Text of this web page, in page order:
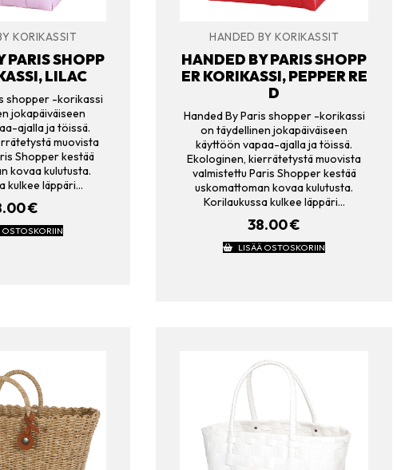
KORIKASSIT
PARIS SHOPP
LILAC
shopper -korikassi
jokapäiväiseen
ajalla ja töissä.
muovista
Shopper kestää
kovaa kulutusta.
kulkee läppäri…
€
OSTOSKORIIN
HANDED BY KORIKASSIT
HANDED BY PARIS SHOPP
ER KORIKASSI, PEPPER RE
D
Handed By Paris shopper -korikassi
on täydellinen jokapäiväiseen
käyttöön vapaa-ajalla ja töissä.
Ekologinen, kierrätetystä muovista
valmistettu Paris Shopper kestää
uskomattoman kovaa kulutusta.
Korilaukussa kulkee läppäri…
38.00€
LISÄÄ OSTOSKORIIN